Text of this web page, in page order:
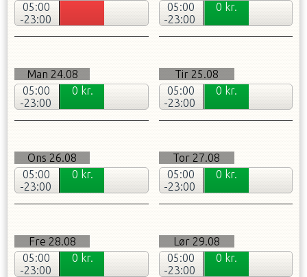
05:00
-23:00
05:00
-23:00
0 kr.
Man 24.08
05:00
-23:00
0 kr.
Tir 25.08
05:00
-23:00
0 kr.
Ons 26.08
05:00
-23:00
0 kr.
Tor 27.08
05:00
-23:00
0 kr.
Fre 28.08
05:00
-23:00
0 kr.
Lør 29.08
05:00
-23:00
0 kr.